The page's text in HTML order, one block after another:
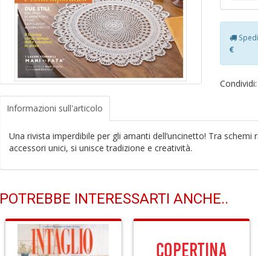
€
Informazioni sull'articolo
Una rivista imperdibile per gli amanti dell’uncinetto! Tra
accessori unici, si unisce tradizione e creatività.
POTREBBE INTERESSARTI ANCHE..